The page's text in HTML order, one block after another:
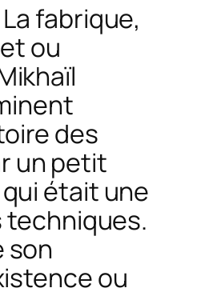
fabrique,
ou
des
un petit
qui était une
son
ou